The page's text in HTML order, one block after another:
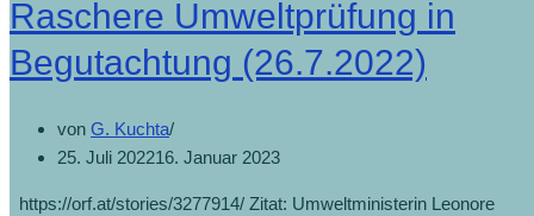
Raschere Umweltprüfung in
Begutachtung (26.7.2022)
von G. Kuchta
25. Juli 202216. Januar 2023
https://orf.at/stories/3277914/ Zitat: Umweltministerin Leonore